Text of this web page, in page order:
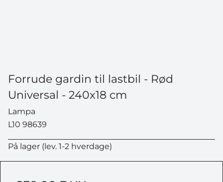
Forrude gardin til lastbil - Rød
Universal - 240x18 cm
Lampa
L10 98639
På lager (lev. 1-2 hverdage)